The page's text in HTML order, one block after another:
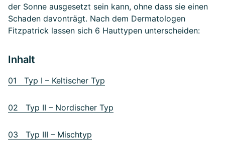
der Sonne ausgesetzt sein kann, ohne dass sie einen
Schaden davonträgt. Nach dem Dermatologen
Fitzpatrick lassen sich 6 Hauttypen unterscheiden:
Inhalt
01 Typ I – Keltischer Typ
02 Typ II – Nordischer Typ
03 Typ III – Mischtyp